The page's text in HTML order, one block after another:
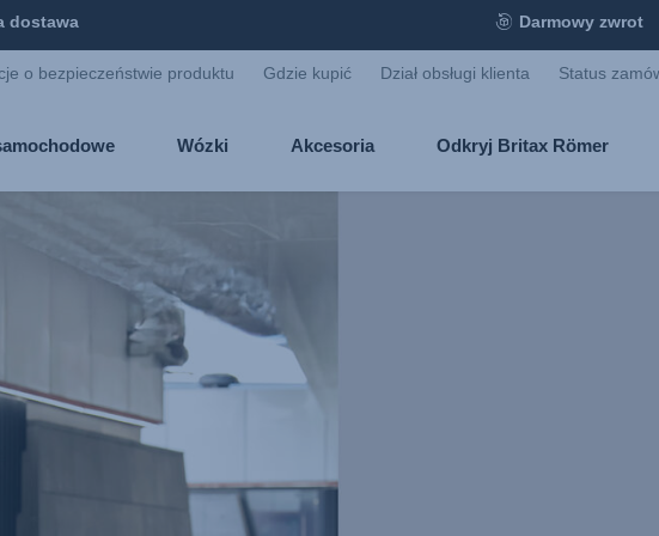
dostawa Darmowy zwrot
o bezpieczeństwie produktu Gdzie kupić Dział obsługi klienta Status
Wózki Akcesoria Odkryj Britax Römer